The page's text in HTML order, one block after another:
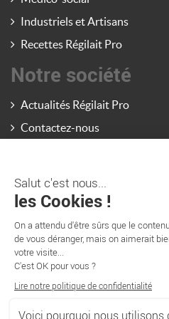
Industriels et Artisans
Recettes Régilait Pro
Notre société
Actualités Régilait Pro
Contactez-nous
France Lait - Nutrition
Information
 Régilait
102 RD 906
ST-MARTIN-BELLE ROCHE -
71009 MÂCON CEDEX